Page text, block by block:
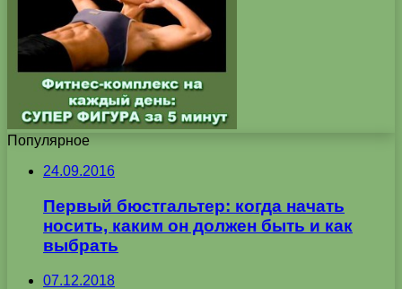
Популярное
24.09.2016
Первый бюстгальтер: когда начать
носить, каким он должен быть и как
выбрать
07.12.2018